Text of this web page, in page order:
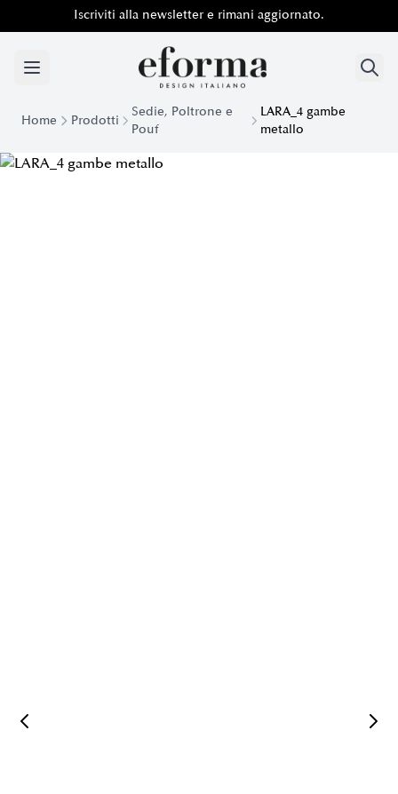
Iscriviti alla newsletter e rimani aggiornato.
Home Prodotti
Sedie, Poltrone e
Pouf
LARA_4 gambe
metallo
Sedia da Slaotto Lara 4 gambe in metallo | Eforma